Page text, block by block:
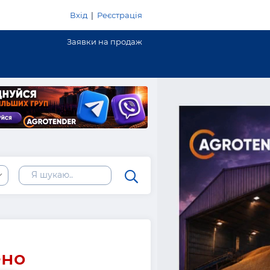
Вхід | Реєстрація
Заявки на продаж